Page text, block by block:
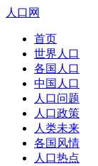
人口网
首页
世界人口
各国人口
中国人口
人口问题
人口政策
人类未来
各国风情
人口热点